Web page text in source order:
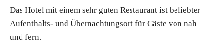
Das Hotel mit einem sehr guten Restaurant ist beliebter
Aufenthalts- und Übernachtungsort für Gäste von nah
und fern.